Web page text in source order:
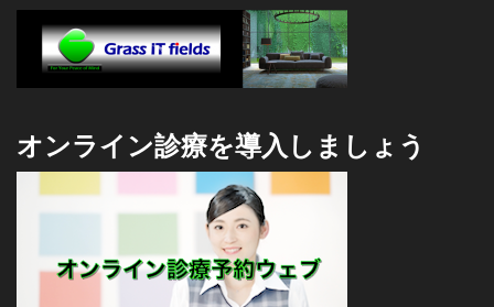
オンライン診療を導入しましょう